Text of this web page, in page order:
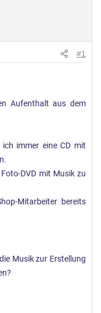
#1
Aufenthalt aus dem
immer eine CD mit
DVD mit Musik zu
Mitarbeiter bereits
Musik zur Erstellung